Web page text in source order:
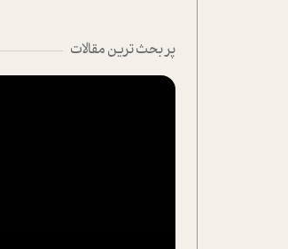
پر بحث ترین مقالات